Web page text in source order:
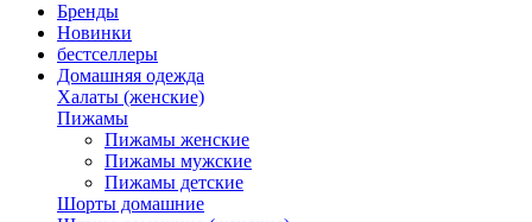
Бренды
Новинки
бестселлеры
Домашняя одежда
Халаты (женские)
Пижамы
Пижамы женские
Пижамы мужские
Пижамы детские
Шорты домашние